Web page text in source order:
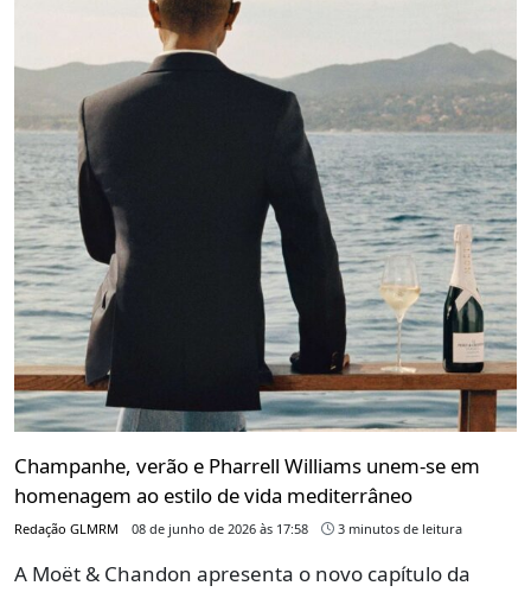
Champanhe, verão e Pharrell Williams unem-se em
homenagem ao estilo de vida mediterrâneo
Redação GLMRM 08 de junho de 2026 às 17:58 3 minutos de leitura
A Moët & Chandon apresenta o novo capítulo da